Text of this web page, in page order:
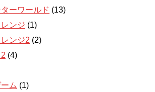
ーワールド (13)
ンジ (1)
ンジ2 (2)
(4)
ム (1)